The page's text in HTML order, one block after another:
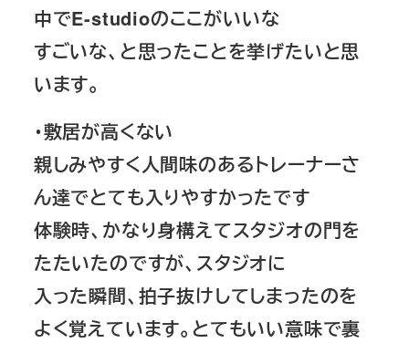
中でE-studioのここがいいな
すごいな、と思ったことを挙げたいと思
います。
・敷居が高くない
親しみやすく人間味のあるトレーナーさ
ん達でとても入りやすかったです
体験時、かなり身構えてスタジオの門を
たたいたのですが、スタジオに
入った瞬間、拍子抜けしてしまったのを
よく覚えています。とてもいい意味で裏